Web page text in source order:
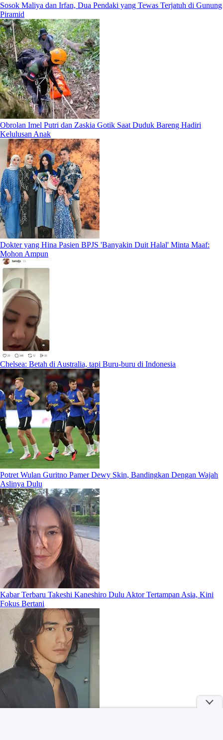
Sosok Maliya dan Irfan, Dua Pendaki yang Tewas Terjatuh di Gunung
Piramid
Obrolan Imel Putri dan Zaskia Gotik Saat Duduk Bareng Hadiri
Kelulusan Anak
Dokter yang Hina Pasien BPJS 'Banyakin Duit Halal' Minta Maaf:
Mohon Ampun
Chelsea: Betah di Australia, tapi Buru-buru di Indonesia
Potret Wulan Guritno Pamer Dewy Skin, Bandingkan Dengan Wajah
Aslinya Dulu
Kabar Terbaru Takeshi Kaneshiro Dulu Aktor Tertampan Asia, Kini
Fokus Bertani